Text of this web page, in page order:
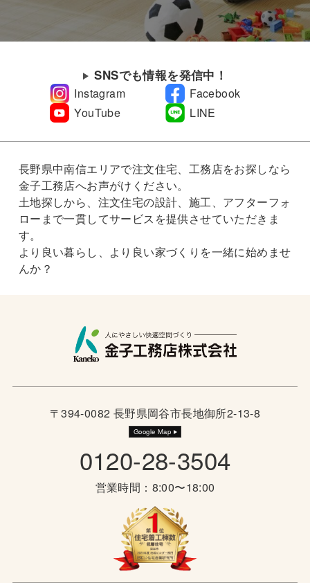
SNSでも情報を発信中！
Instagram
Facebook
YouTube
LINE
長野県中南信エリアで注文住宅、工務店をお探しなら
金子工務店へお声がけください。
土地探しから、注文住宅の設計、施工、アフターフォ
ローまで一貫してサービスを提供させていただきま
す。
より良い暮らし、より良い家づくりを一緒に始めませ
んか？
〒394-0082 長野県岡谷市長地御所2-13-8
Google Map
0120-28-3504
営業時間：8:00〜18:00